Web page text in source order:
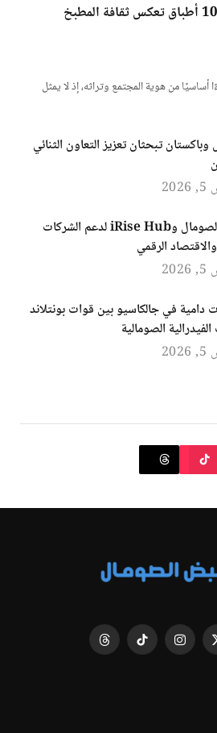
أشهر الأكلات الصومالية 10 أطباق تعكس ثقافة المطبخ
أساسيًا من هوية المجتمع وتراثه، إذ لا يمثل
تبحثان تعزيز التعاون الثنائي
شراكة الصومال وiRise Hub لدعم الشركات
الرقمي
دامية في جالكاسيو بين قوات بونتلاند
الصومالية
الانستغرامتيكتوك Threads